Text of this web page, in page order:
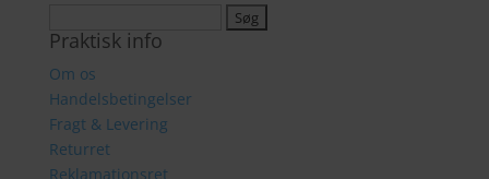
efter:
Praktisk info
Om os
Handelsbetingelser
Fragt & Levering
Returret
Reklamationsret